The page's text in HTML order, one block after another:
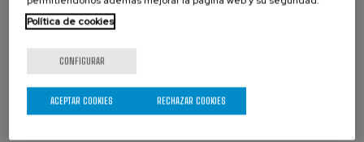
24 OCTUBRE 2017
EXPOMIN 2018
ORBINOX estrá presente en la feria EXPOMIN 2018 en Santiago, Chile, desde el
23 hasta el 27 de abril.
Visítenos en nuestro Stand 2-L52
Política de cookies
CONFIGURAR
RECHAZAR COOKIES
ACEPTAR COOKIES